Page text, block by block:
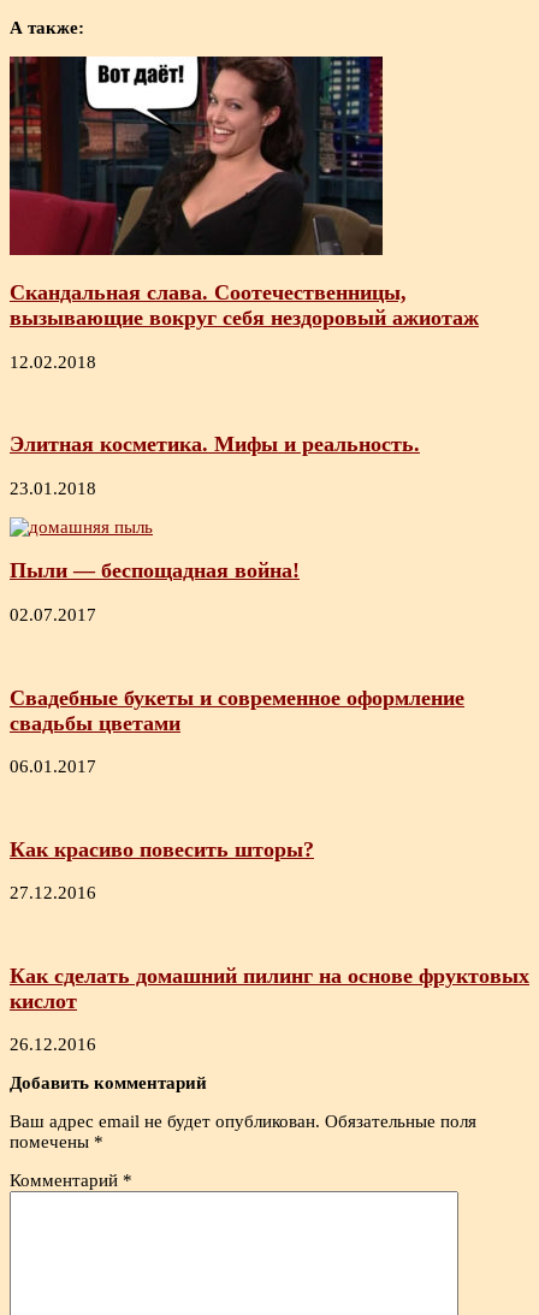
А также:
Скандальная слава. Соотечественницы,
вызывающие вокруг себя нездоровый ажиотаж
12.02.2018
Элитная косметика. Мифы и реальность.
23.01.2018
Пыли — беспощадная война!
02.07.2017
Свадебные букеты и современное оформление
свадьбы цветами
06.01.2017
Как красиво повесить шторы?
27.12.2016
Как сделать домашний пилинг на основе фруктовых
кислот
26.12.2016
Добавить комментарий
Ваш адрес email не будет опубликован. Обязательные поля
помечены *
Комментарий *